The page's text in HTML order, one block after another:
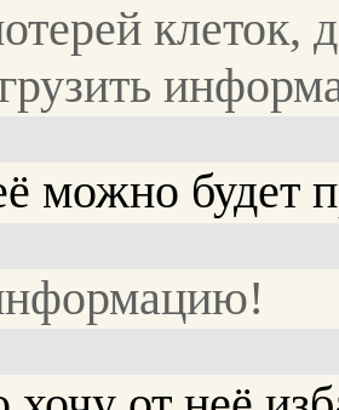
клеток,
можно будет